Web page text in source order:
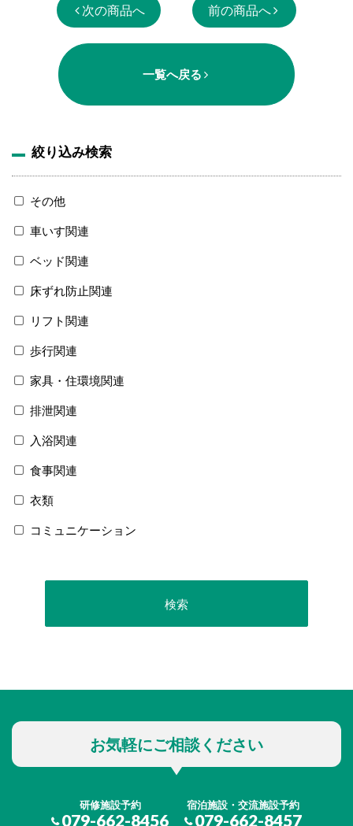
次の商品へ 前の商品へ
一覧へ戻る
絞り込み検索
その他
車いす関連
ベッド関連
床ずれ防止関連
リフト関連
歩行関連
家具・住環境関連
排泄関連
入浴関連
食事関連
衣類
コミュニケーション
お気軽にご相談ください
研修施設予約
079-662-8456
宿泊施設・交流施設予約
079-662-8457